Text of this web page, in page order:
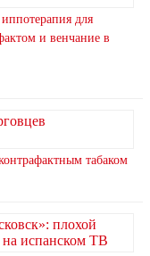
для
и венчание в
табаком